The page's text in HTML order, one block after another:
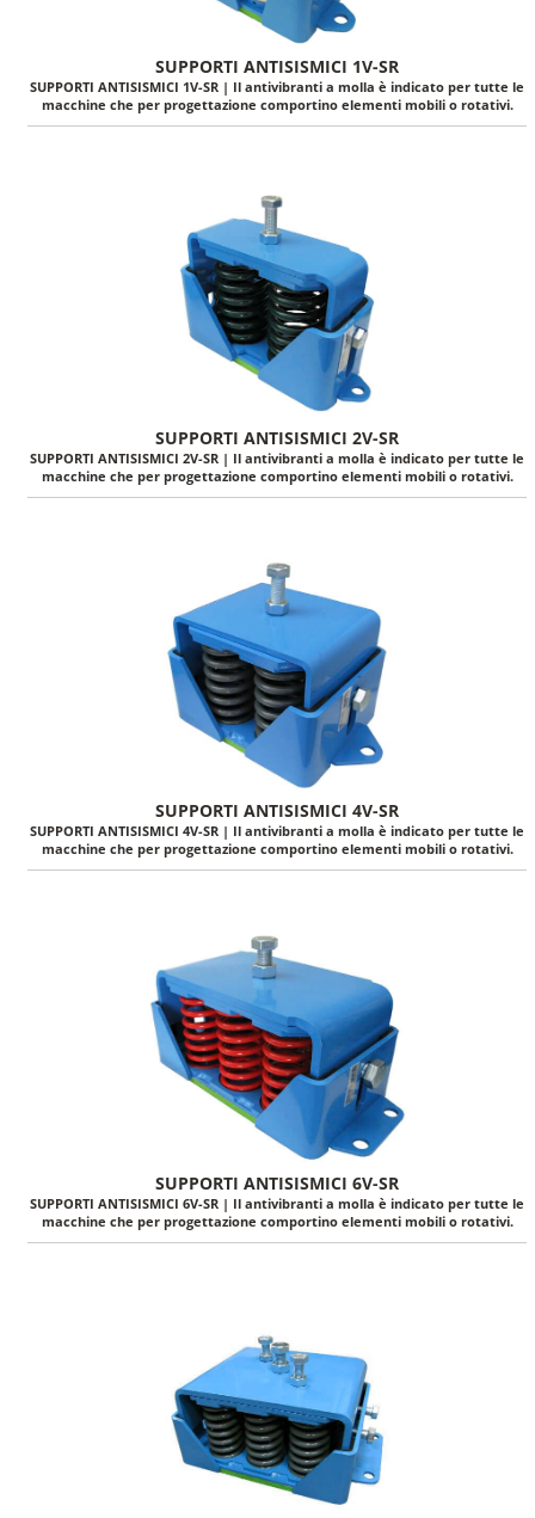
SUPPORTI ANTISISMICI 1V-SR
SUPPORTI ANTISISMICI 1V-SR | Il antivibranti a molla è indicato per tutte le
macchine che per progettazione comportino elementi mobili o rotativi.
SUPPORTI ANTISISMICI 2V-SR
SUPPORTI ANTISISMICI 2V-SR | Il antivibranti a molla è indicato per tutte le
macchine che per progettazione comportino elementi mobili o rotativi.
SUPPORTI ANTISISMICI 4V-SR
SUPPORTI ANTISISMICI 4V-SR | Il antivibranti a molla è indicato per tutte le
macchine che per progettazione comportino elementi mobili o rotativi.
SUPPORTI ANTISISMICI 6V-SR
SUPPORTI ANTISISMICI 6V-SR | Il antivibranti a molla è indicato per tutte le
macchine che per progettazione comportino elementi mobili o rotativi.